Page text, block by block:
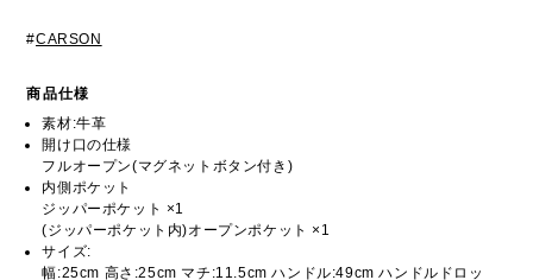
#CARSON
商品仕様
素材:牛革
開け口の仕様
フルオープン(マグネットボタン付き)
内側ポケット
ジッパーポケット ×1
(ジッパーポケット内)オープンポケット ×1
サイズ:
幅:25cm 高さ:25cm マチ:11.5cm ハンドル:49cm ハンドルドロッ